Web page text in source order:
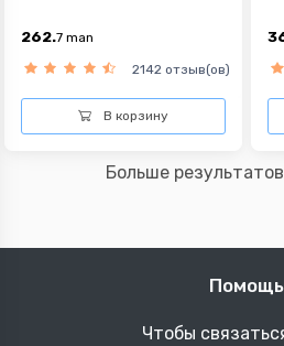
262.7 man
2142 отзыв(ов)
В корзину
Больше
Помощь
Чтобы